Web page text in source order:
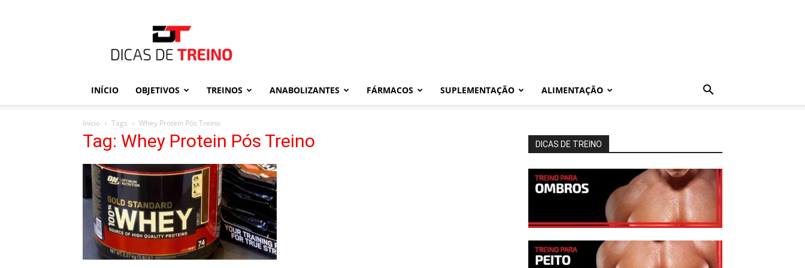
de
Treino
INÍCIO OBJETIVOS TREINOS ANABOLIZANTES FÁRMACOS SUPLEMENTAÇÃO ALIMENTAÇÃO
Início Tags Whey Protein Pós Treino
Tag: Whey Protein Pós Treino DICAS DE TREINO